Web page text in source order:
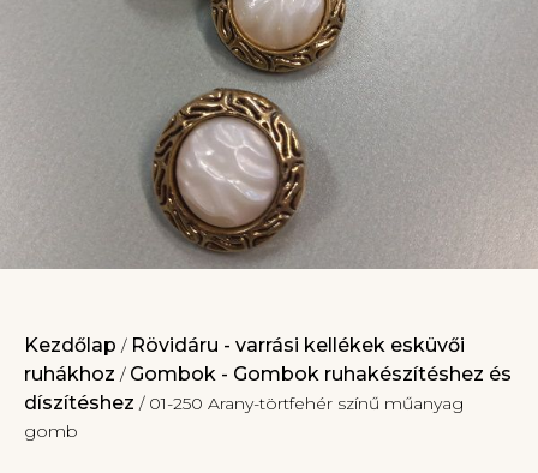
Kezdőlap / Rövidáru - varrási kellékek esküvői
ruhákhoz / Gombok - Gombok ruhakészítéshez és
díszítéshez / 01-250 Arany-törtfehér színű műanyag
gomb